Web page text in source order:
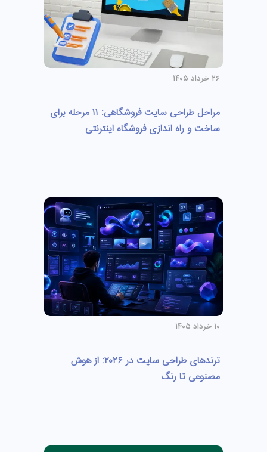
۲۶ خرداد ۱۴۰۵
مراحل طراحی سایت فروشگاهی: ۱۱ مرحله برای
ساخت و راه اندازی فروشگاه اینترنتی
۱۰ خرداد ۱۴۰۵
ترندهای طراحی سایت در ۲۰۲۶: از هوش
مصنوعی تا رنگ